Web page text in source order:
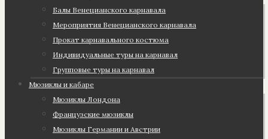
Балы Венецианского карнавала
Мероприятия Венецианского карнавала
Прокат карнавального костюма
Индивидуальные туры на карнавал
Групповые туры на карнавал
Мюзиклы и кабаре
Мюзиклы Лондона
Французские мюзиклы
Мюзиклы Германии и Австрии